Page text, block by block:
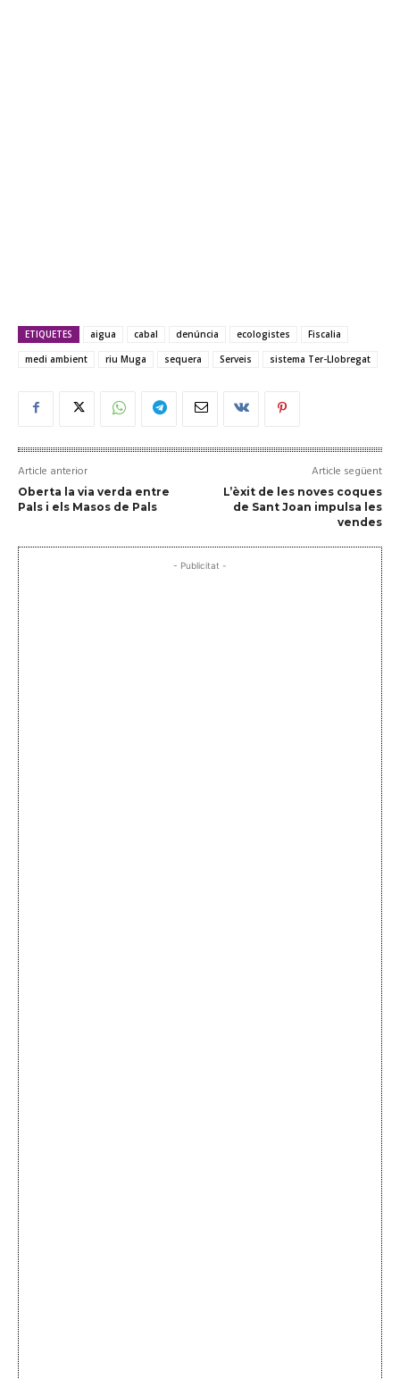
ETIQUETES aigua cabal denúncia ecologistes
Fiscalia
medi ambient
riu Muga sequera Serveis sistema Ter-Llobregat
Article anterior
Oberta la via verda entre
Pals i els Masos de Pals
Article següent
L’èxit de les noves coques
de Sant Joan impulsa les
vendes
- Publicitat -